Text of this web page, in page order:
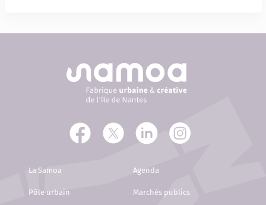
La Samoa
Pôle urbain
Agenda
Marchés publics